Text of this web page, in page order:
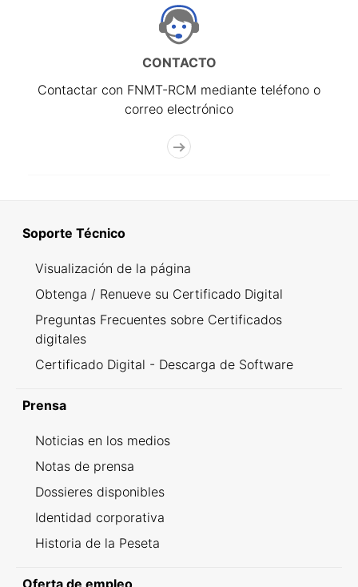
CONTACTO
Contactar con FNMT-RCM mediante teléfono o
correo electrónico
Soporte Técnico
Visualización de la página
Obtenga / Renueve su Certificado Digital
Preguntas Frecuentes sobre Certificados
digitales
Certificado Digital - Descarga de Software
Prensa
Noticias en los medios
Notas de prensa
Dossieres disponibles
Identidad corporativa
Historia de la Peseta
Oferta de empleo